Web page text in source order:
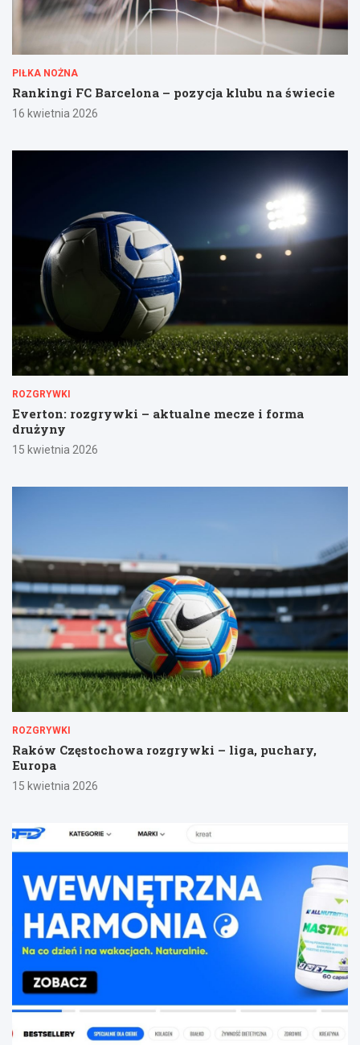
PIŁKA NOŻNA
Rankingi FC Barcelona – pozycja klubu na świecie
16 kwietnia 2026
ROZGRYWKI
Everton: rozgrywki – aktualne mecze i forma
drużyny
15 kwietnia 2026
ROZGRYWKI
Raków Częstochowa rozgrywki – liga, puchary,
Europa
15 kwietnia 2026